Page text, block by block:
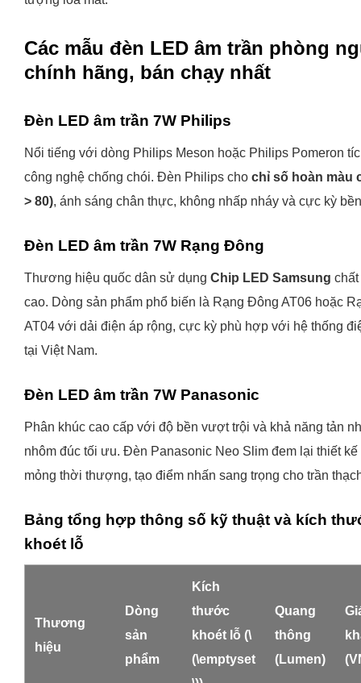
Các mẫu đèn LED âm trần phòng
chính hãng, bán chạy nhất
Đèn LED âm trần 7W Philips
Nổi tiếng với dòng Philips Meson hoặc Philips Pomeron
công nghệ chống chói. Đèn Philips cho chỉ số hoàn màu
> 80), ánh sáng chân thực, không nhấp nháy và cực kỳ
Đèn LED âm trần 7W Rạng Đông
Thương hiệu quốc dân sử dụng Chip LED Samsung
cao. Dòng sản phẩm phổ biến là Rạng Đông AT06 hoặc
AT04 với dải điện áp rộng, cực kỳ phù hợp với hệ thống
tại Việt Nam.
Đèn LED âm trần 7W Panasonic
Phân khúc cao cấp với độ bền vượt trội và khả năng tản
nhôm đúc tối ưu. Đèn Panasonic Neo Slim đem lại thiết kế
mỏng thời thượng, tạo điểm nhấn sang trọng cho trần
Bảng tổng hợp thông số kỹ thuật và kích
khoét lỗ
Thương
hiệu
Dòng
sản
phẩm
Kích
thước
khoét lỗ (\
(\emptyset
Quang
thông
(Lumen)